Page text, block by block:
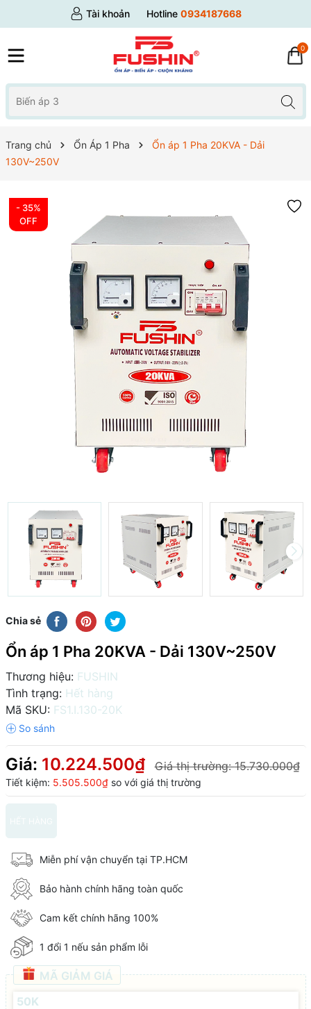
Tài khoản Hotline 0934187668
0
Trang chủ Ổn Áp 1 Pha
Ổn áp 1 Pha 20KVA - Dải
130V~250V
- 35%
OFF
Chia sẻ
Ổn áp 1 Pha 20KVA - Dải 130V~250V
Thương hiệu: FUSHIN
Tình trạng: Hết hàng
Mã SKU: FS1.I.130-20K
Giá: 10.224.500₫ Giá thị trường:15.730.000₫
Tiết kiệm: 5.505.500₫so với giá thị trường
Miễn phí vận chuyển tại TP.HCM
Bảo hành chính hãng toàn quốc
Cam kết chính hãng 100%
1 đổi 1 nếu sản phẩm lỗi
MÃ GIẢM GIÁ
50K